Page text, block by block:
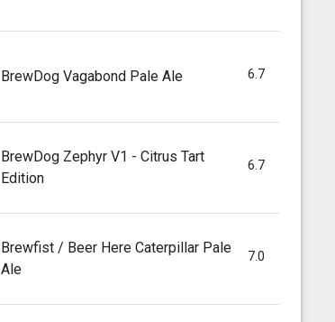
BrewDog Vagabond Pale Ale 6.7
BrewDog Zephyr V1 - Citrus Tart
Edition
6.7
Brewfist / Beer Here Caterpillar Pale
Ale
7.0